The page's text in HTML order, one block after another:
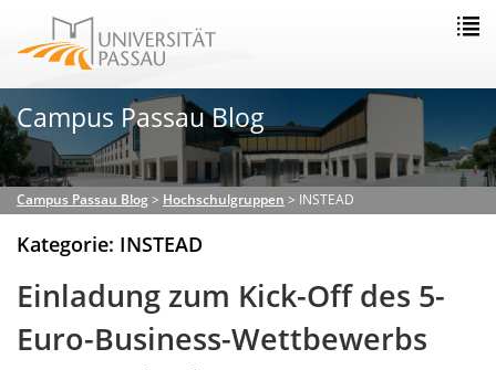
Campus Passau Blog
Campus Passau Blog> Hochschulgruppen > INSTEAD
Kategorie: INSTEAD
Einladung zum Kick-Off des 5-
Euro-Business-Wettbewerbs